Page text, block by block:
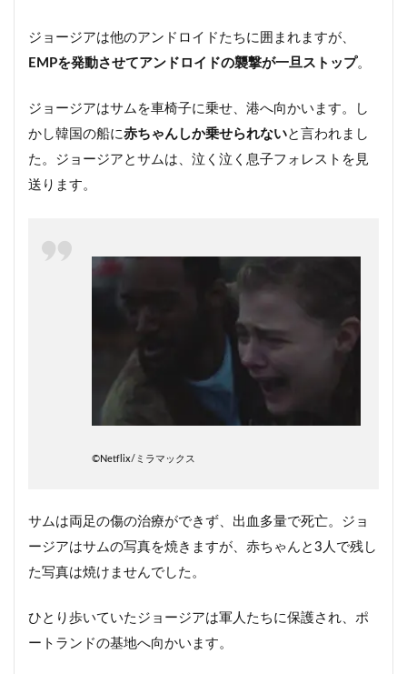
ジョージアは他のアンドロイドたちに囲まれますが、
EMPを発動させてアンドロイドの襲撃が一旦ストップ。
ジョージアはサムを車椅子に乗せ、港へ向かいます。し
かし韓国の船に赤ちゃんしか乗せられないと言われまし
た。ジョージアとサムは、泣く泣く息子フォレストを見
送ります。
©︎Netflix/ミラマックス
サムは両足の傷の治療ができず、出血多量で死亡。ジョ
ージアはサムの写真を焼きますが、赤ちゃんと3人で残し
た写真は焼けませんでした。
ひとり歩いていたジョージアは軍人たちに保護され、ポ
ートランドの基地へ向かいます。